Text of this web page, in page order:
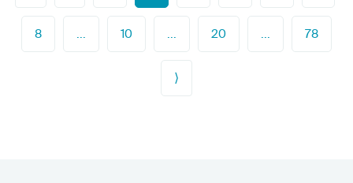
8 ... 10 ... 20 ... 78
⟩